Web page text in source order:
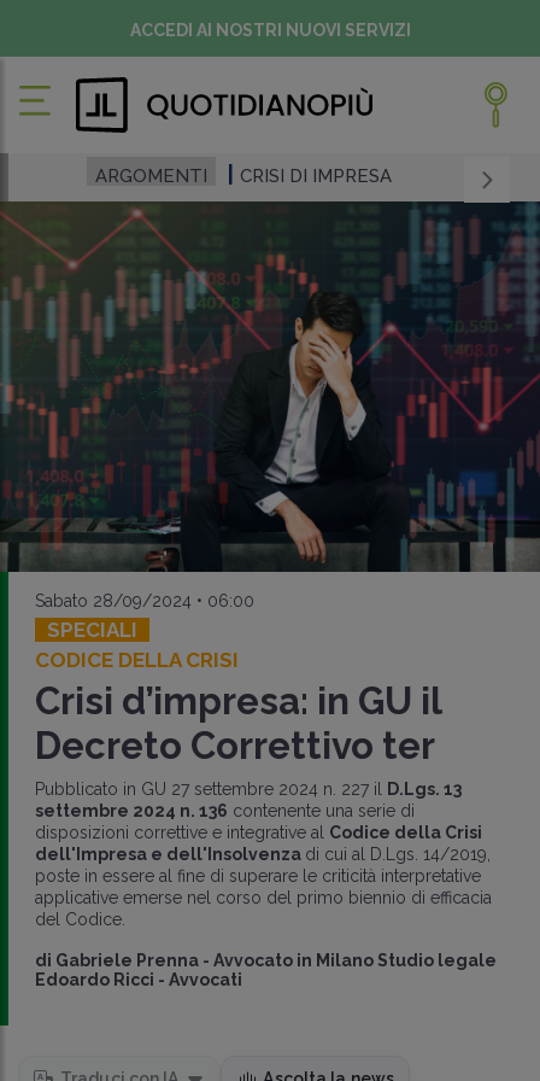
ACCEDI AI NOSTRI NUOVI SERVIZI
ARGOMENTI CRISI DI IMPRESA
Sabato 28/09/2024 • 06:00
SPECIALI
CODICE DELLA CRISI
Crisi d’impresa: in GU il
Decreto Correttivo ter
Pubblicato in GU 27 settembre 2024 n. 227 il D.Lgs. 13
settembre 2024 n. 136 contenente una serie di
disposizioni correttive e integrative al Codice della Crisi
dell'Impresa e dell'Insolvenza di cui al D.Lgs. 14/2019,
poste in essere al fine di superare le criticità interpretative
applicative emerse nel corso del primo biennio di efficacia
del Codice.
di Gabriele Prenna - Avvocato in Milano Studio legale
Edoardo Ricci - Avvocati